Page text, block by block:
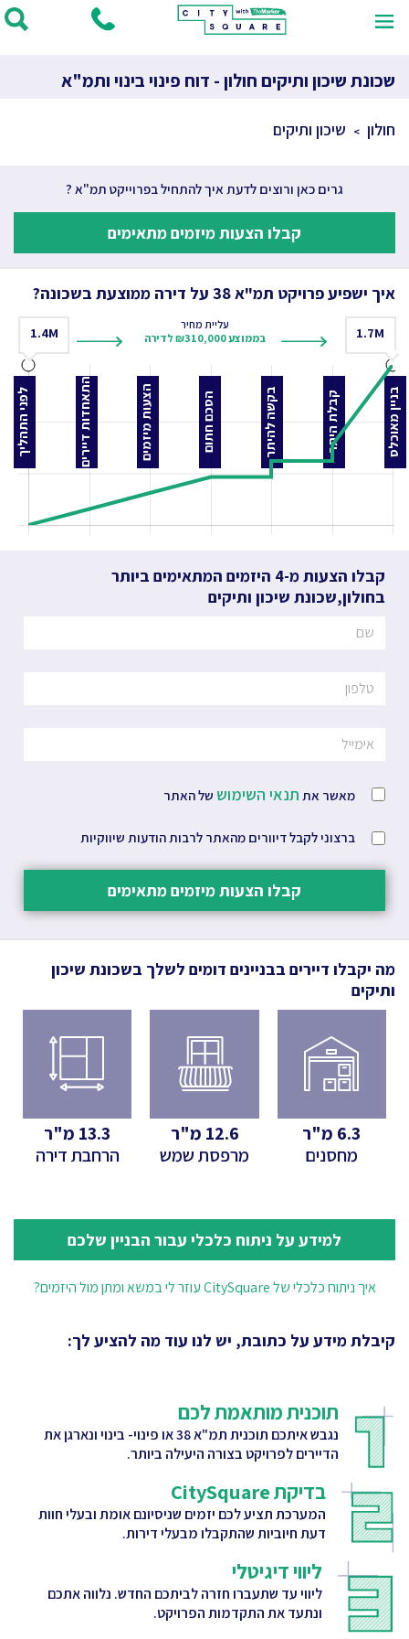
שכונת שיכון ותיקים חולון - דוח פינוי בינוי ותמ"א
חולון שיכון ותיקים
גרים כאן ורוצים לדעת איך להתחיל בפרוייקט תמ"א ?
קבלו הצעות מיזמים מתאימים
איך ישפיע פרויקט תמ"א 38 על דירה ממוצעת בשכונה?
1.7M
עליית מחיר
בממוצע ₪310,000 לדירה
1.4M
לפני התהליך התאחדות דיירים הצעות מיזמים הסכם חתום בקשה להיתר קבלת היתר בניין מאוכלס
קבלו הצעות מ-4 היזמים המתאימים ביותר
בחולון,שכונת שיכון ותיקים
מאשר את תנאי השימוש של האתר
ברצוני לקבל דיוורים מהאתר לרבות הודעות שיווקיות
קבלו הצעות מיזמים מתאימים
מה יקבלו דיירים בבניינים דומים לשלך בשכונת שיכון
ותיקים
6.3 מ"ר
מחסנים
12.6 מ"ר
מרפסת שמש
13.3 מ"ר
הרחבת דירה
למידע על ניתוח כלכלי עבור הבניין שלכם
איך ניתוח כלכלי של CitySquare עוזר לי במשא ומתן מול היזמים?
קיבלת מידע על כתובת, יש לנו עוד מה להציע לך:
תוכנית מותאמת לכם
נגבש איתכם תוכנית תמ"א 38 או פינוי- בינוי ונארגן את
הדיירים לפרויקט בצורה היעילה ביותר.
בדיקת CitySquare
המערכת תציע לכם יזמים שניסיונם אומת ובעלי חוות
דעת חיוביות שהתקבלו מבעלי דירות.
ליווי דיגיטלי
ליווי עד שתעברו חזרה לביתכם החדש. נלווה אתכם
ונתעד את התקדמות הפרויקט.